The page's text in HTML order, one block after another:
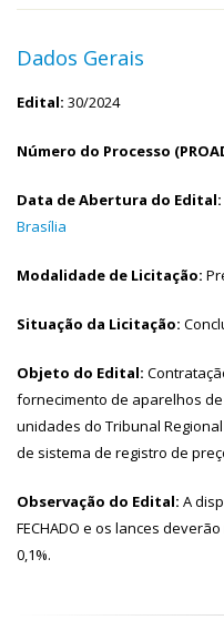
Dados Gerais
Edital: 30/2024
Número do Processo
Data de Abertura do Edital:
Brasília
Modalidade de Licitação:
Situação da Licitação:
Objeto do Edital:
fornecimento de aparelhos
unidades do Tribunal
de sistema de registro de
Observação do Edital: A
FECHADO e os lances
0,1%.